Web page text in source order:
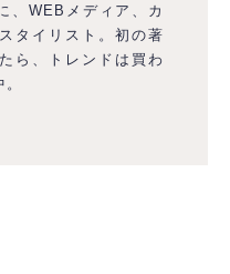
、WEBメディア、カ
タイリスト。初の著
ら、トレンドは買わ